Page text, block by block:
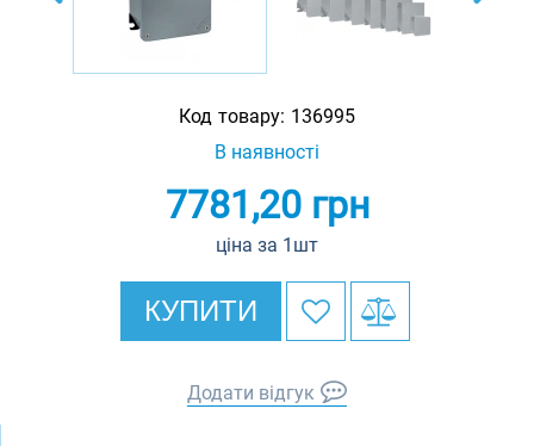
Код товару: 136995
В наявності
7781,20грн
ціна за 1шт
КУПИТИ
Додати відгук